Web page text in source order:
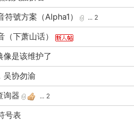
符號方案（Alpha1） ... 2
下萧山话）
像是该维护了
吴协勿渝
询器 ... 2
号表